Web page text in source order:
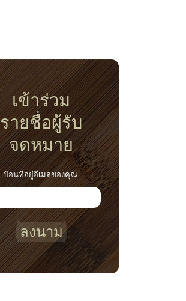
เข้าร่วม
รายชื่อผู้รับ
จดหมาย
ป้อนที่อยู่อีเมลของคุณ:
ลงนาม